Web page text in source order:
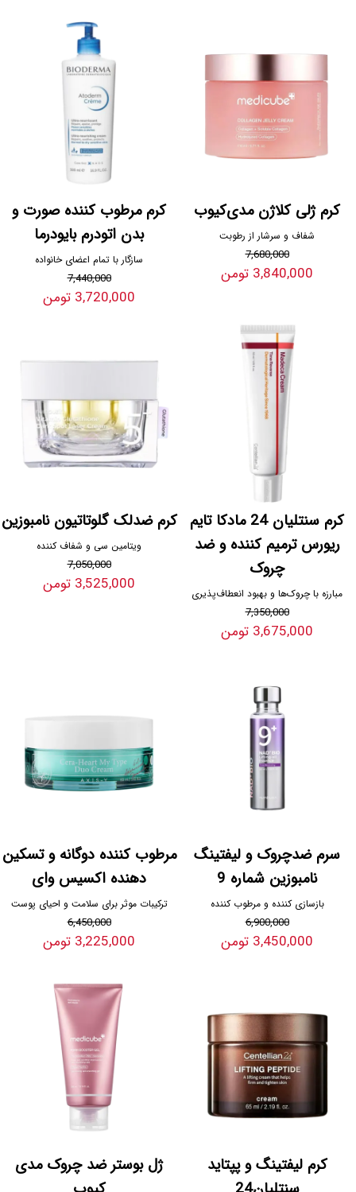
کرم ژلی کلاژن مدی‌کیوب
شفاف و سرشار از رطوبت
7,680,000
3,840,000 تومن
کرم مرطوب کننده صورت و
بدن اتودرم بایودرما
سازگار با تمام اعضای خانواده
7,440,000
3,720,000 تومن
کرم سنتلیان 24 مادکا تایم
ریورس ترمیم کننده و ضد
چروک
مبارزه با چروک‌ها و بهبود انعطاف‌پذیری
7,350,000
3,675,000 تومن
کرم ضدلک گلوتاتیون نامبوزین
ویتامین سی و شفاف کننده
7,050,000
3,525,000 تومن
سرم ضدچروک و لیفتینگ
نامبوزین شماره 9
بازسازی کننده و مرطوب کننده
6,900,000
3,450,000 تومن
مرطوب کننده دوگانه و تسکین
دهنده اکسیس وای
ترکیبات موثر برای سلامت و احیای پوست
6,450,000
3,225,000 تومن
کرم لیفتینگ و پپتاید
ژل بوستر ضد چروک مدی